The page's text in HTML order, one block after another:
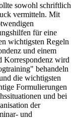
sowohl schriftlich
vermitteln. Mit
für eine
wichtigsten Regeln
und einem
Korrespondenz wird
behandeln
die wichtigsten
Formulierungen
und bei
der
und